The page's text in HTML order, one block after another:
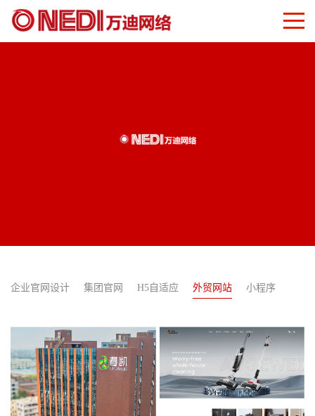
企业官网设计 集团官网 H5自适应 外贸网站 小程序